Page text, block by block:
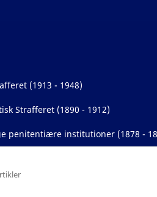
(1913 - 1948)
Strafferet (1890 - 1912)
penitentiære institutioner (1878 -